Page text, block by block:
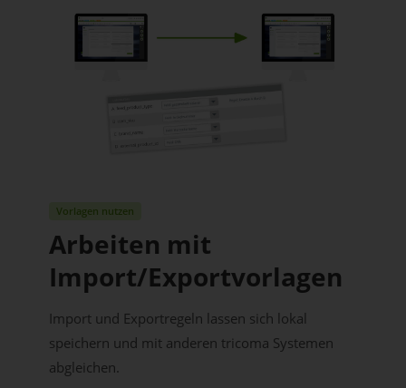
Vorlagen nutzen
Arbeiten mit
Import/Exportvorlagen
Import und Exportregeln lassen sich lokal
speichern und mit anderen tricoma Systemen
abgleichen.